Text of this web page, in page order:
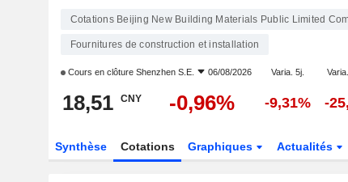
Cotations Beijing New Building Materials Public Limited
Fournitures de construction et installation
Cours en clôture Shenzhen S.E. 06/08/2026 Varia. 5j.
18,51 CNY -0,96% -9,31% -
Synthèse Cotations Graphiques Actualités